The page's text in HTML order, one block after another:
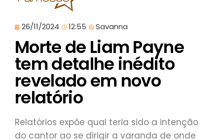
26/11/2024 12:55 Savanna
Morte de Liam Payne
tem detalhe inédito
revelado em novo
relatório
Relatórios expõe qual teria sido a intenção
do cantor ao se dirigir a varanda de onde